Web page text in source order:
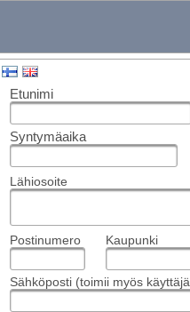
Etunimi
Syntymäaika
Lähiosoite
Postinumero Kaupunki
Sähköposti (toimii myös